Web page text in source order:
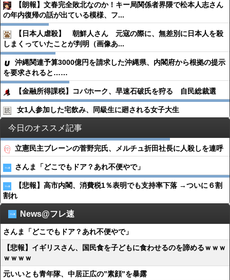
【朗報】文春完全敗北なのか！キー局関係者界隈で松本人志さん
の年内復帰の話が出ている模様、フ...
【日本人虐殺】 朝鮮人さん 元寇の際に、無差別に日本人を殺
しまくっていたことが判明（画像あ...
沖縄関連予算3000億円を請求した沖縄県、内閣府から根拠の提示
を要求されると……
【金融所得課税】コバホーク、早速石破氏を狩る 自民総裁選
女1人参加した宅飲み、同級生に廻される女子大生
今日のオススメ記事
立憲民主ブレーンの菅野完氏、メルチュ折田社長に人殺しを連呼
さんま「どこでもドア？あれ不便やで」
【悲報】高市内閣、消費税1％表明でも支持率下落 →ついに６割
割れ
News@フレ速
さんま「どこでもドア？あれ不便やで」
【悲報】イギリスさん、国民食を子どもに食わせるのを諦めるｗｗｗ
ｗｗｗｗ
元いいとも青年隊、中居正広の”素顔”を暴露